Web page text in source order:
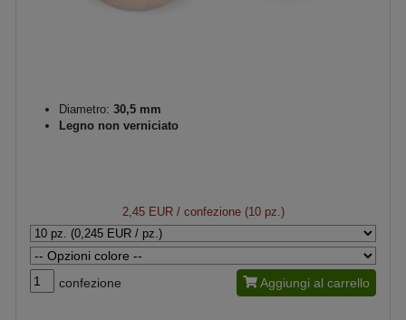
Diametro: 30,5 mm
Legno non verniciato
2,45 EUR/ confezione (10 pz.)
confezione Aggiungi al carrello